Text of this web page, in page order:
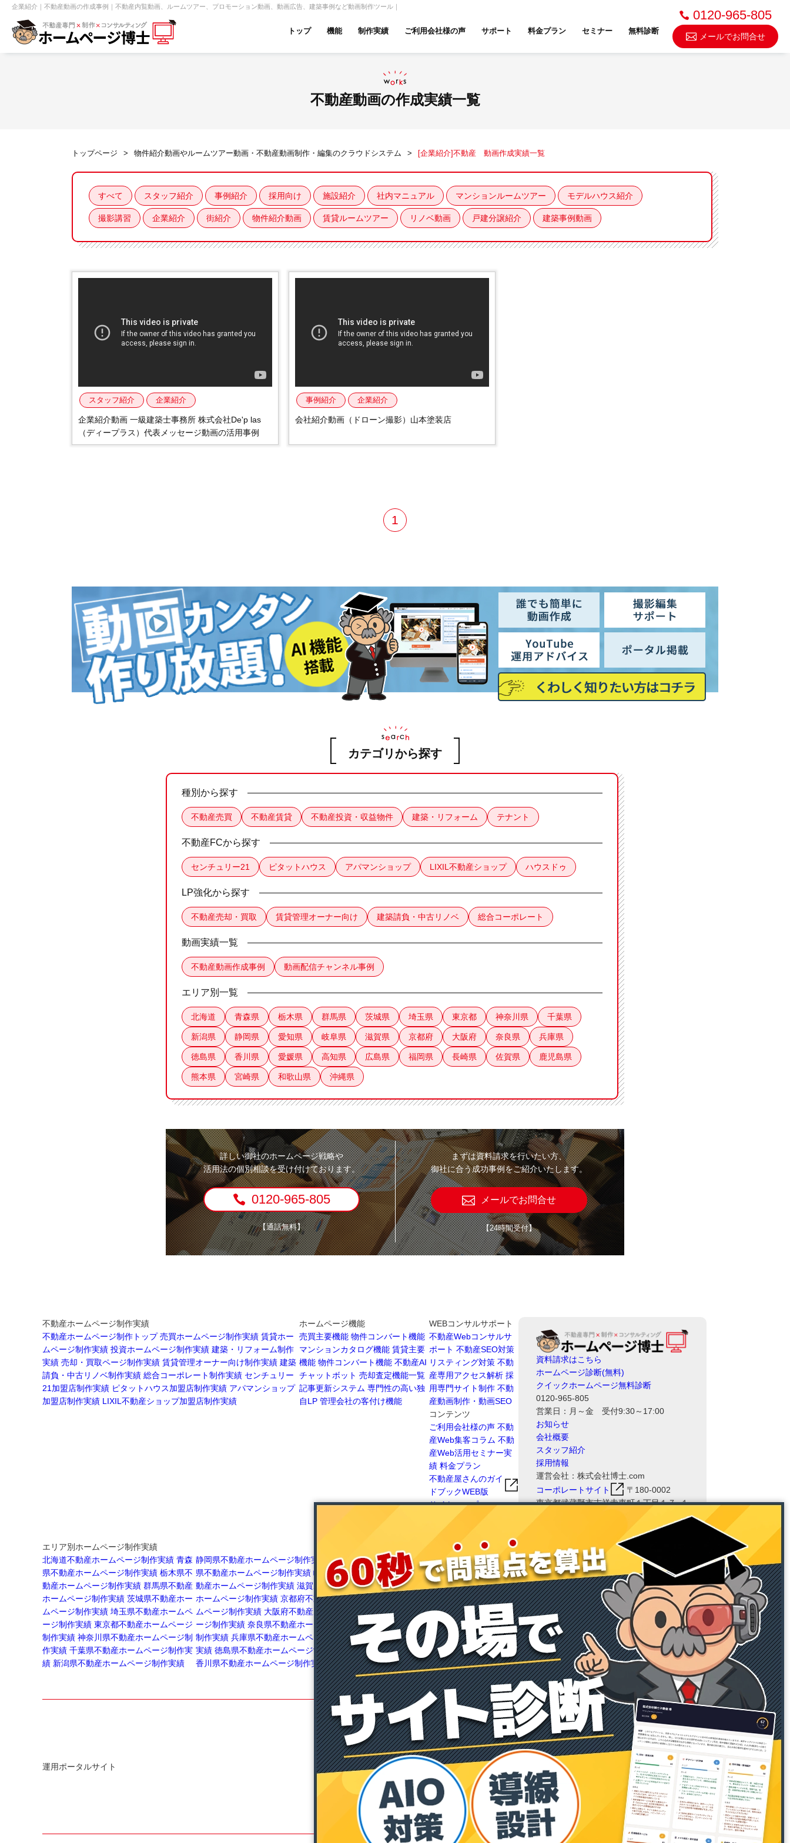
企業紹介｜不動産動画の作成事例｜不動産内覧動画、ルームツアー、プロモーション動画、動画広告、建築事例など動画制作ツール｜
トップ 機能 制作実績
不動産投資・収益物件 建築・リフォーム テナント
賃貸管理オーナー向け 建築請負・中古リノベ 総合コーポレート
ご利用会社様の声 サポート 料金プラン セミナー 無料診断
0120-965-805
メールでお問合せ
不動産動画の作成実績一覧
トップページ 物件紹介動画やルームツアー動画・不動産動画制作・編集のクラウドシステム [企業紹介]不動産 動画作成実績一覧
すべて スタッフ紹介 事例紹介 採用向け 施設紹介 社内マニュアル マンションルームツアー モデルハウス紹介
撮影講習 企業紹介 街紹介 物件紹介動画 賃貸ルームツアー リノベ動画 戸建分譲紹介 建築事例動画
企業紹介動画 一級建築士事務所 株式会社De'p las
（ディープラス）代表メッセージ動画の活用事例
スタッフ紹介 企業紹介
会社紹介動画（ドローン撮影）山本塗装店
事例紹介 企業紹介
1
カテゴリから探す
種別から探す
不動産売買 不動産賃貸 不動産投資・収益物件 建築・リフォーム テナント
不動産FCから探す
センチュリー21 ピタットハウス アパマンショップ LIXIL不動産ショップ ハウスドゥ
LP強化から探す
不動産売却・買取 賃貸管理オーナー向け 建築請負・中古リノベ 総合コーポレート
動画実績一覧
不動産動画作成事例 動画配信チャンネル事例
エリア別一覧
北海道 青森県 栃木県 群馬県 茨城県 埼玉県 東京都 神奈川県 千葉県
新潟県 静岡県 愛知県 岐阜県 滋賀県 京都府 大阪府 奈良県 兵庫県
徳島県 香川県 愛媛県 高知県 広島県 福岡県 長崎県 佐賀県 鹿児島県
熊本県 宮崎県 和歌山県 沖縄県
詳しい御社のホームページ戦略や
活用法の個別相談を受け付けております。
0120-965-805
【通話無料】
まずは資料請求を行いたい方、
御社に合う成功事例をご紹介いたします。
メールでお問合せ
【24時間受付】
不動産ホームページ制作実績
不動産ホームページ制作トップ 売買ホームページ制作実績 賃貸ホー
ムページ制作実績 投資ホームページ制作実績 建築・リフォーム制作
実績 売却・買取ページ制作実績 賃貸管理オーナー向け制作実績 建築
請負・中古リノベ制作実績 総合コーポレート制作実績 センチュリー
21加盟店制作実績 ピタットハウス加盟店制作実績 アパマンショップ
加盟店制作実績 LIXIL不動産ショップ加盟店制作実績
ホームページ機能
売買主要機能 物件コンバート機能
マンションカタログ機能 賃貸主要
機能 物件コンバート機能 不動産AI
チャットボット 売却査定機能一覧
記事更新システム 専門性の高い独
自LP 管理会社の客付け機能
WEBコンサルサポート
不動産Webコンサルサ
ポート 不動産SEO対策
リスティング対策 不動
産専用アクセス解析 採
用専門サイト制作 不動
産動画制作・動画SEO
コンテンツ
ご利用会社様の声 不動
産Web集客コラム 不動
産Web活用セミナー実
績 料金プラン
不動産屋さんのガイ
ドブックWEB版
サイトマップ
エリア別ホームページ制作実績
北海道不動産ホームページ制作実績 青森
県不動産ホームページ制作実績 栃木県不
動産ホームページ制作実績 群馬県不動産
ホームページ制作実績 茨城県不動産ホー
ムページ制作実績 埼玉県不動産ホームペ
ージ制作実績 東京都不動産ホームページ
制作実績 神奈川県不動産ホームページ制
作実績 千葉県不動産ホームページ制作実
績 新潟県不動産ホームページ制作実績
静岡県不動産ホームページ制作実績
愛知
県不動産ホームページ制作実績 岐阜県不
動産ホームページ制作実績 滋賀県不動産
ホームページ制作実績 京都府不動産ホー
ムページ制作実績 大阪府不動産ホームペ
ージ制作実績 奈良県不動産ホームページ
制作実績 兵庫県不動産ホームページ制作
実績 徳島県不動産ホームページ制作実績
香川県不動産ホームページ制作実績
愛媛県不動産ホームページ制作実績 高知県不
動産ホームページ制作実績 広島県不動産ホー
ムページ制作実績
福岡県不動産ホームページ
制作実績 長崎県不動産ホームページ制作実績
佐賀県不動産ホームページ制作実績
鹿児島県
不動産ホームページ制作実績 熊本県不動産ホ
ームページ制作実績 宮崎県不動産ホームペー
ジ制作実績 和歌山県不動産ホームページ制作
実績 沖縄県不動産ホームページ制作実績
運用ポータルサイト
不動産賃貸経営博士
不動産投資博士
賃貸博士
メディア博士
マニュアル博士
博士ドットコム通信
飯能ベース
資料請求はこちら
ホームページ診断(無料)
クイックホームページ無料診断
0120-965-805
営業日：月～金 受付9:30～17:00
お知らせ
会社概要
スタッフ紹介
採用情報
運営会社：株式会社博士.com
コーポレートサイト
〒180-0002
東京都武蔵野市吉祥寺東町１丁目１７−１
８ 三角ビル 2F
ホームページ博士RHSの運営会社である
株式会社博士.comは、情報セキュリティ
マネジメントシステム（ISMS）の国際規
格「ISO/IEC 27001:2022（JIS Q
27001:2023）」および、品質マネジメン
トシステムの国際規格「ISO
9001:2015（JIS Q 9001:2015）」の認証
を取得しております。お客様の機密情報
の適切な保護と業務品質の継続的な向上
を徹底し、安心・安全なサービスの提供
に努めてまいります。